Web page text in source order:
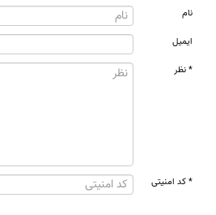
نام
ایمیل
* نظر
* کد امنیتی